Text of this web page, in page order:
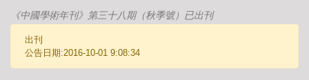
《中國學術年刊》第三十八期（秋季號）已出刊
出刊
公告日期:2016-10-01 9:08:34